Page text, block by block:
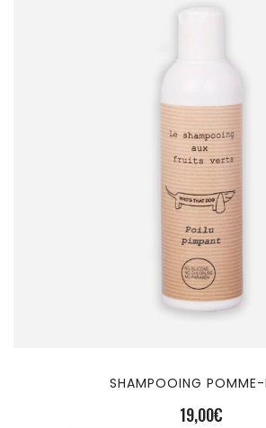
SHAMPOOING
19,00€